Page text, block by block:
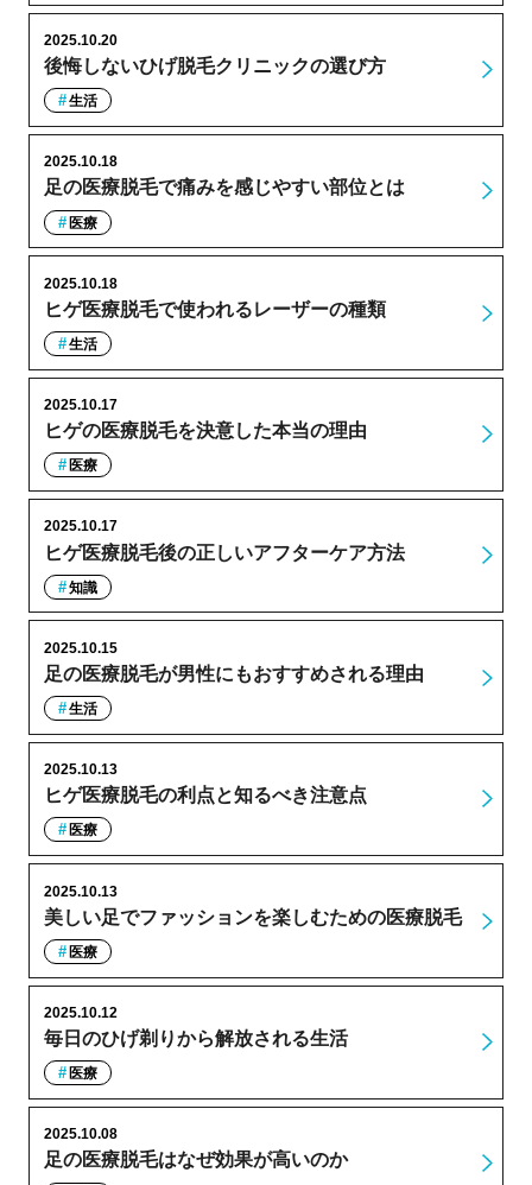
後悔しないひげ脱毛クリニックの選び方
2025.10.20
生活
足の医療脱毛で痛みを感じやすい部位とは
2025.10.18
医療
ヒゲ医療脱毛で使われるレーザーの種類
2025.10.18
生活
ヒゲの医療脱毛を決意した本当の理由
2025.10.17
医療
ヒゲ医療脱毛後の正しいアフターケア方法
2025.10.17
知識
足の医療脱毛が男性にもおすすめされる理由
2025.10.15
生活
ヒゲ医療脱毛の利点と知るべき注意点
2025.10.13
医療
美しい足でファッションを楽しむための医療脱毛
2025.10.13
医療
毎日のひげ剃りから解放される生活
2025.10.12
医療
足の医療脱毛はなぜ効果が高いのか
2025.10.08